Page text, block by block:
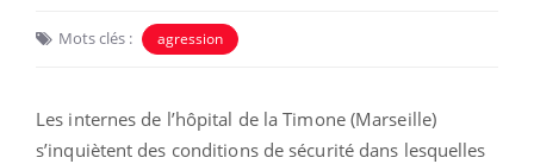
Mots clés : agression
Les internes de l’hôpital de la Timone (Marseille)
s’inquiètent des conditions de sécurité dans lesquelles